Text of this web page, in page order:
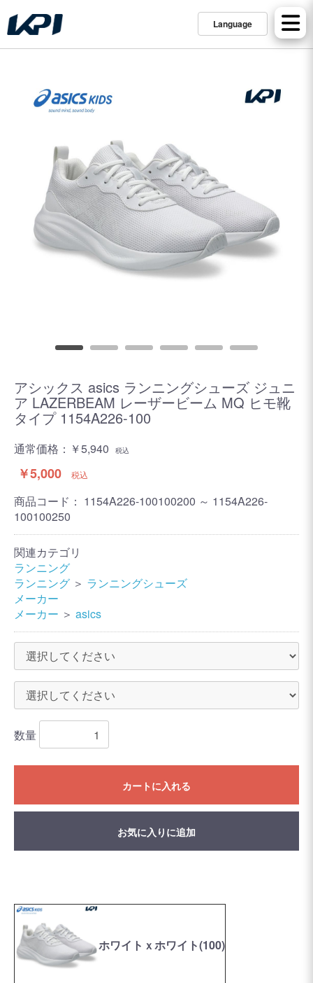
Language
アシックス asics ランニングシューズ ジュニ
ア LAZERBEAM レーザービーム MQ ヒモ靴
タイプ 1154A226-100
通常価格： ￥5,940 税込
￥5,000 税込
商品コード： 1154A226-100100200 ～ 1154A226-
100100250
関連カテゴリ
ランニング
ランニング ＞ ランニングシューズ
メーカー
メーカー ＞ asics
数量
カートに入れる
お気に入りに追加
ホワイトｘホワイト(100)